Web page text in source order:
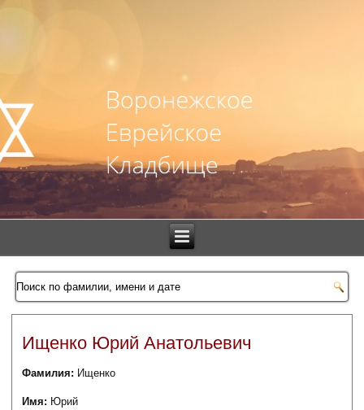
Ищенко Юрий Анатольевич
Фамилия: Ищенко
Имя: Юрий